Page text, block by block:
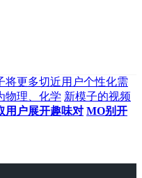
将更多切近用户个性化需
物理、化学 新模子的视频
用户展开趣味对 MO别开